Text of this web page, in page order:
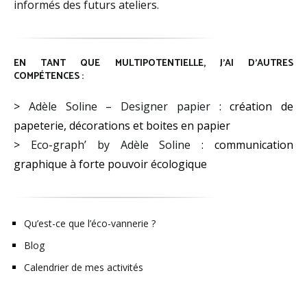
informés des futurs ateliers.
EN TANT QUE MULTIPOTENTIELLE, J’AI D’AUTRES
COMPÉTENCES :
> Adèle Soline – Designer papier: création de
papeterie, décorations et boites en papier
> Eco-graph’ by Adèle Soline : communication
graphique à forte pouvoir écologique
Qu’est-ce que l’éco-vannerie ?
Blog
Calendrier de mes activités